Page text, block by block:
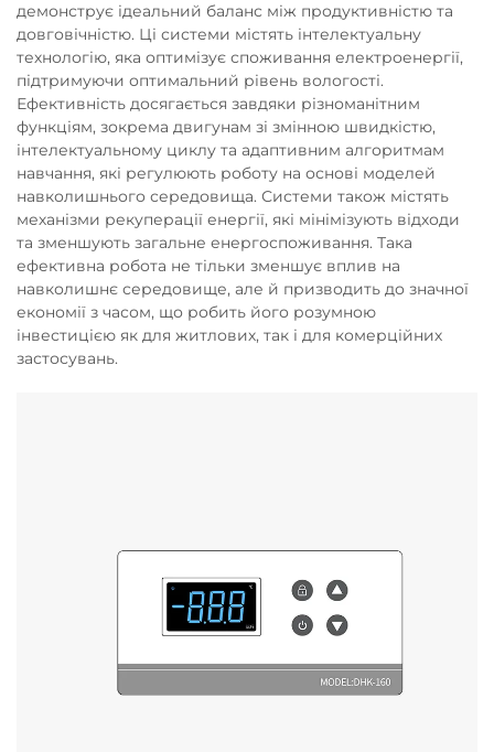
демонструє ідеальний баланс між продуктивністю та
довговічністю. Ці системи містять інтелектуальну
технологію, яка оптимізує споживання електроенергії,
підтримуючи оптимальний рівень вологості.
Ефективність досягається завдяки різноманітним
функціям, зокрема двигунам зі змінною швидкістю,
інтелектуальному циклу та адаптивним алгоритмам
навчання, які регулюють роботу на основі моделей
навколишнього середовища. Системи також містять
механізми рекуперації енергії, які мінімізують відходи
та зменшують загальне енергоспоживання. Така
ефективна робота не тільки зменшує вплив на
навколишнє середовище, але й призводить до значної
економії з часом, що робить його розумною
інвестицією як для житлових, так і для комерційних
застосувань.